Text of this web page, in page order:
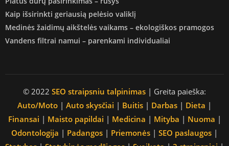
Kaip išsirinkti geriausią pelėsio valiklį
Medinės žaidimų aikštelės vaikams – ekologiškos pramogos
Vandens filtrai namui – parenkami individualiai
© 2022 SEO straipsniu talpinimas | Greita paieška:
Auto/Moto | Auto skysčiai | Buitis | Darbas | Dieta |
Finansai | Maisto papildai | Medicina | Mityba | Nuoma |
Odontologija | Padangos | Priemonės | SEO paslaugos |